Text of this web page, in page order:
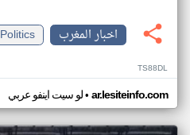
اخبار المغرب
Politics
TS88DL
لو سيت اينفو عربي• ar.lesiteinfo.com